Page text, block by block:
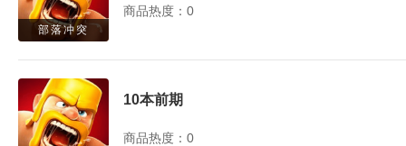
部落冲突
商品热度：0
10本前期
商品热度：0